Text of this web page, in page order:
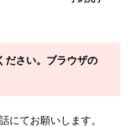
ださい。ブラウザの
にてお願いします。